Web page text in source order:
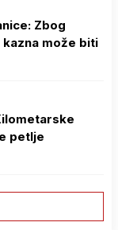
Zbog
može biti
petlje